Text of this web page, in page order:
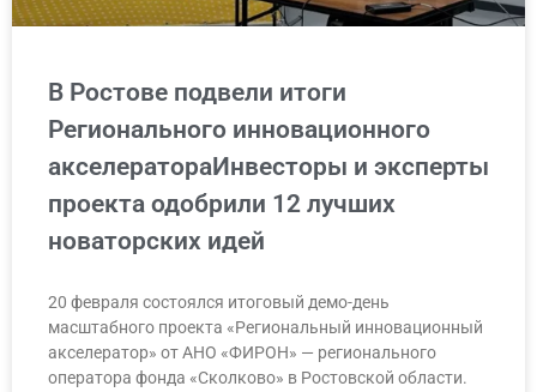
В Ростове подвели итоги
Регионального инновационного
акселератораИнвесторы и эксперты
проекта одобрили 12 лучших
новаторских идей
20 февраля состоялся итоговый демо-день
масштабного проекта «Региональный инновационный
акселератор» от АНО «ФИРОН» — регионального
оператора фонда «Сколково» в Ростовской области.